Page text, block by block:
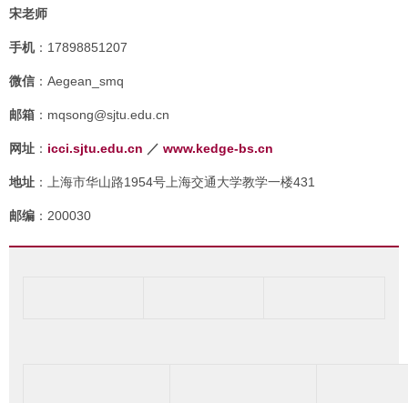
宋老师
手机：17898851207
微信 ：Aegean_smq
邮箱 ：mqsong@sjtu.edu.cn
网址 ： icci.sjtu.edu.cn ／ www.kedge-bs.cn
地址 ：上海市华山路1954号上海交通大学教学一楼431
邮编 ：200030